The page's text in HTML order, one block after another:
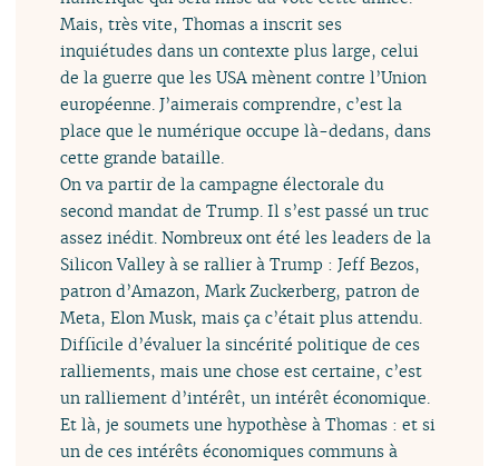
Mais, très vite, Thomas a inscrit ses
inquiétudes dans un contexte plus large, celui
de la guerre que les USA mènent contre l’Union
européenne. J’aimerais comprendre, c’est la
place que le numérique occupe là-dedans, dans
cette grande bataille.
On va partir de la campagne électorale du
second mandat de Trump. Il s’est passé un truc
assez inédit. Nombreux ont été les leaders de la
Silicon Valley à se rallier à Trump : Jeff Bezos,
patron d’Amazon, Mark Zuckerberg, patron de
Meta, Elon Musk, mais ça c’était plus attendu.
Difficile d’évaluer la sincérité politique de ces
ralliements, mais une chose est certaine, c’est
un ralliement d’intérêt, un intérêt économique.
Et là, je soumets une hypothèse à Thomas : et si
un de ces intérêts économiques communs à